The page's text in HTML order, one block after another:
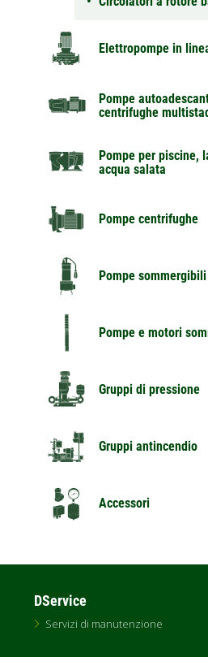
Elettropompe in
Pompe
centrifughe
Pompe per piscine,
acqua salata
Pompe centrifughe
Pompe sommergibili
Pompe e motori
Gruppi di pressione
Gruppi antincendio
Accessori
DService
Servizi di manutenzione